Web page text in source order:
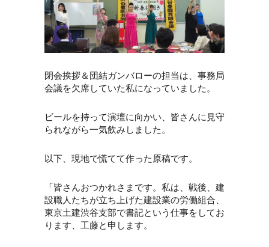
閉会挨拶＆団結ガンバローの担当は、事務局
会議を欠席していた私になっていました。
ビールを持って演壇に向かい、皆さんに見守
られながら一気飲みしました。
以下、現地で慌てて作った原稿です。
「皆さんおつかれさまです。私は、戦後、建
設職人たちが立ち上げた建設業の労働組合、
東京土建渋谷支部で書記という仕事をしてお
ります、工藤と申します。